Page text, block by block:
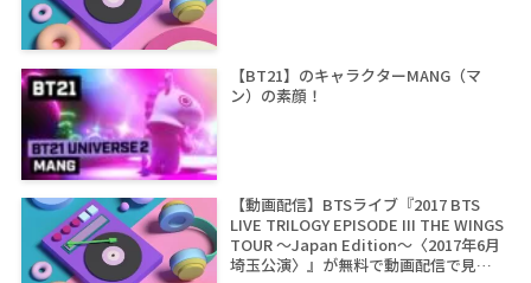
【BT21】のキャラクターMANG（マ
ン）の素顔！
【動画配信】BTSライブ『2017 BTS
LIVE TRILOGY EPISODE III THE WINGS
TOUR ～Japan Edition～〈2017年6月
埼玉公演〉』が無料で動画配信で見れ